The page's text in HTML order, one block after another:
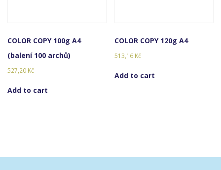
COLOR COPY 100g A4
(balení 100 archů)
527,20 Kč
Add to cart
COLOR COPY 120g A4
513,16 Kč
Add to cart